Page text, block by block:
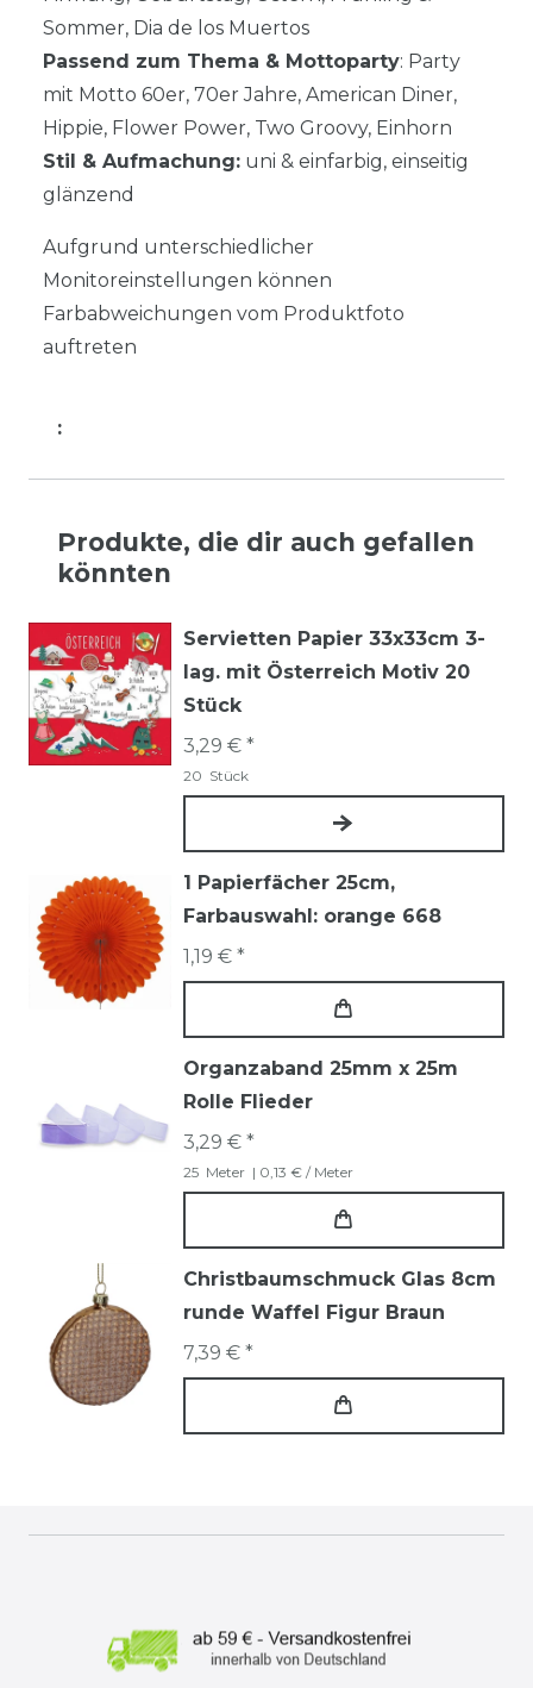
Sommer, Dia de los Muertos
Passend zum Thema & Mottoparty: Party
mit Motto 60er, 70er Jahre, American Diner,
Hippie, Flower Power, Two Groovy, Einhorn
Stil & Aufmachung: uni & einfarbig, einseitig
glänzend
Aufgrund unterschiedlicher
Monitoreinstellungen können
Farbabweichungen vom Produktfoto
auftreten
:
Produkte, die dir auch gefallen
könnten
Servietten Papier 33x33cm 3-
lag. mit Österreich Motiv 20
Stück
3,29 € *
20 Stück
1 Papierfächer 25cm,
Farbauswahl: orange 668
1,19 € *
Organzaband 25mm x 25m
Rolle Flieder
3,29 € *
25 Meter | 0,13 € / Meter
Christbaumschmuck Glas 8cm
runde Waffel Figur Braun
7,39 € *